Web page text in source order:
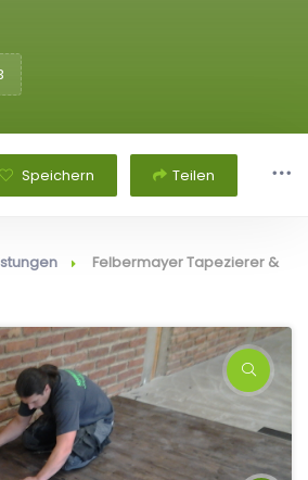
Speichern Teilen
Felbermayer Tapezierer &